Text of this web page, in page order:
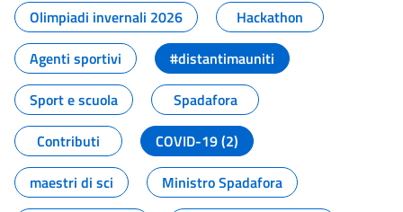
Olimpiadi invernali 2026
Hackathon
Agenti sportivi
#distantimauniti
Sport e scuola
Spadafora
Contributi
COVID-19 (2)
maestri di sci
Ministro Spadafora